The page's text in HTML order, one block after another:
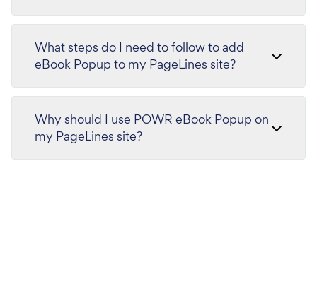
What steps do I need to follow to add
eBook Popup to my PageLines site?
Why should I use POWR eBook Popup on
my PageLines site?